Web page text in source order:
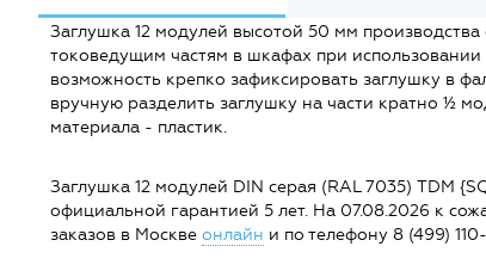
Заглушка 12 модулей высотой 50 мм
токоведущим частям в шкафах при
возможность крепко зафиксировать заглушку в
вручную разделить заглушку на части кратно ½
материала - пластик.
Заглушка 12 модулей DIN серая (RAL 7035) TDM
официальной гарантией 5 лет. На 07.08.2026 к
заказов в Москве онлайн и по телефону 8 (499)